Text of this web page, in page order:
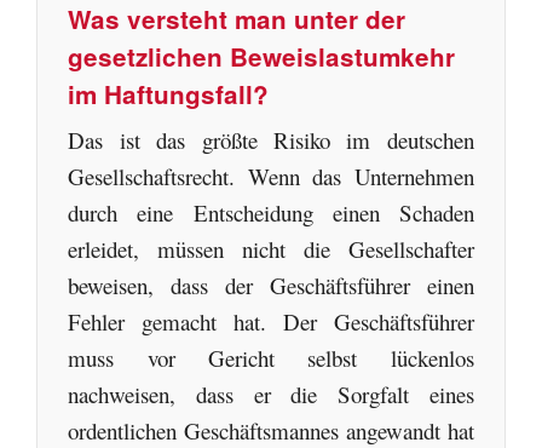
Was versteht man unter der
gesetzlichen Beweislastumkehr
im Haftungsfall?
Das ist das größte Risiko im deutschen
Gesellschaftsrecht. Wenn das Unternehmen
durch eine Entscheidung einen Schaden
erleidet, müssen nicht die Gesellschafter
beweisen, dass der Geschäftsführer einen
Fehler gemacht hat. Der Geschäftsführer
muss vor Gericht selbst lückenlos
nachweisen, dass er die Sorgfalt eines
ordentlichen Geschäftsmannes angewandt hat